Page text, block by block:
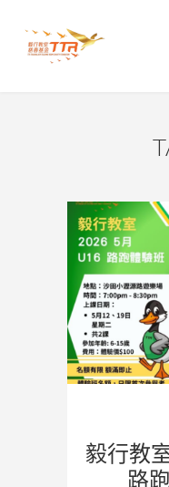
毅行教
路